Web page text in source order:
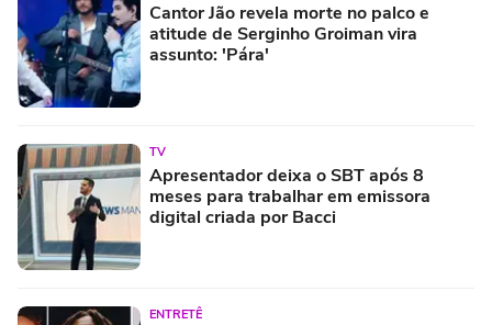
Cantor Jão revela morte no palco e
atitude de Serginho Groiman vira
assunto: 'Pára'
TV
Apresentador deixa o SBT após 8
meses para trabalhar em emissora
digital criada por Bacci
ENTRETÊ